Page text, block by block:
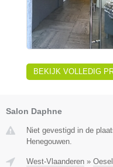
BEKIJK VOLLEDIG
Salon Daphne
Niet gevestigd in de
Henegouwen.
West-Vlaanderen »